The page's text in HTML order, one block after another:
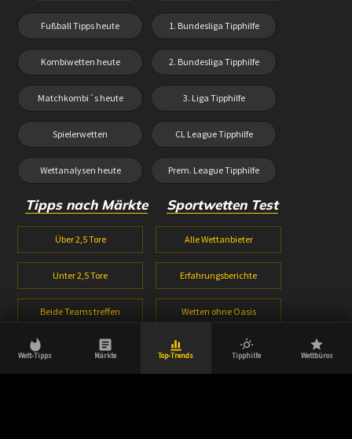
Wett-Tipps Märkte Top-Trends Tipphilfe Wettbüros
Fußball Tipps heute
Kombiwetten heute
Matchkombi´s heute
Spielerwetten
Wettanalysen heute
1. Bundesliga Tipphilfe
2. Bundesliga Tipphilfe
3. Liga Tipphilfe
CL League Tipphilfe
Prem. League Tipphilfe
Tipps nach Märkte
Über 2,5 Tore
Unter 2,5 Tore
Beide Teams treffen
1X2 Wetten
Sportwetten Test
Alle Wettanbieter
Erfahrungsberichte
Wetten ohne Oasis
Wetten ohne Lugas